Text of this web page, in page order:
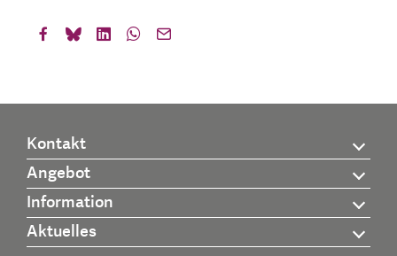
Kontakt
Angebot
Information
Aktuelles